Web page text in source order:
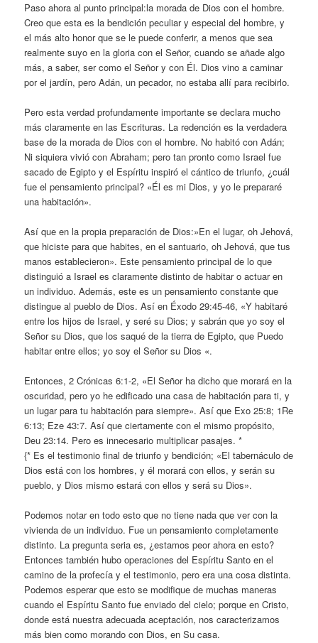
Paso ahora al punto principal:la morada de Dios con el hombre.
Creo que esta es la bendición peculiar y especial del hombre, y
el más alto honor que se le puede conferir, a menos que sea
realmente suyo en la gloria con el Señor, cuando se añade algo
más, a saber, ser como el Señor y con Él. Dios vino a caminar
por el jardín, pero Adán, un pecador, no estaba allí para recibirlo.
Pero esta verdad profundamente importante se declara mucho
más claramente en las Escrituras. La redención es la verdadera
base de la morada de Dios con el hombre. No habitó con Adán;
Ni siquiera vivió con Abraham; pero tan pronto como Israel fue
sacado de Egipto y el Espíritu inspiró el cántico de triunfo, ¿cuál
fue el pensamiento principal? «Él es mi Dios, y yo le prepararé
una habitación».
Así que en la propia preparación de Dios:»En el lugar, oh Jehová,
que hiciste para que habites, en el santuario, oh Jehová, que tus
manos establecieron». Este pensamiento principal de lo que
distinguió a Israel es claramente distinto de habitar o actuar en
un individuo. Además, este es un pensamiento constante que
distingue al pueblo de Dios. Así en Éxodo 29:45-46, «Y habitaré
entre los hijos de Israel, y seré su Dios; y sabrán que yo soy el
Señor su Dios, que los saqué de la tierra de Egipto, que Puedo
habitar entre ellos; yo soy el Señor su Dios «.
Entonces, 2 Crónicas 6:1-2, «El Señor ha dicho que morará en la
oscuridad, pero yo he edificado una casa de habitación para ti, y
un lugar para tu habitación para siempre». Así que Exo 25:8; 1Re
6:13; Eze 43:7. Así que ciertamente con el mismo propósito,
Deu 23:14. Pero es innecesario multiplicar pasajes. *
{* Es el testimonio final de triunfo y bendición; «El tabernáculo de
Dios está con los hombres, y él morará con ellos, y serán su
pueblo, y Dios mismo estará con ellos y será su Dios».
Podemos notar en todo esto que no tiene nada que ver con la
vivienda de un individuo. Fue un pensamiento completamente
distinto. La pregunta seria es, ¿estamos peor ahora en esto?
Entonces también hubo operaciones del Espíritu Santo en el
camino de la profecía y el testimonio, pero era una cosa distinta.
Podemos esperar que esto se modifique de muchas maneras
cuando el Espíritu Santo fue enviado del cielo; porque en Cristo,
donde está nuestra adecuada aceptación, nos caracterizamos
más bien como morando con Dios, en Su casa.